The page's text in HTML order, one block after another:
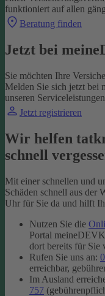
funktioniert auf allen
Beratung finden
Jetzt bei
Sie möchten Ihre
Melden Sie sich jetzt bei
unseren
Jetzt registrieren
Wir helfen
schnell
Mit einer schnellen und
Schäden schnell aus der
Uhr für Sie da und hilft
Nutzen Sie die
Portal
dort bereits für Sie
Rufen Sie uns an:
erreichbar,
Im Ausland
757